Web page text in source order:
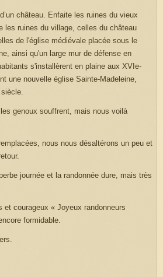
château. Enfaite les ruines du vieux
les ruines du village, celles du château
de l'église médiévale placée sous le
ainsi qu'un large mur de défense en
s'installèrent en plaine aux XVIe-
une nouvelle église Sainte-Madeleine,
genoux souffrent, mais nous voilà
nous nous désaltérons un peu et
journée et la randonnée dure, mais très
et courageux « Joyeux randonneurs
formidable.